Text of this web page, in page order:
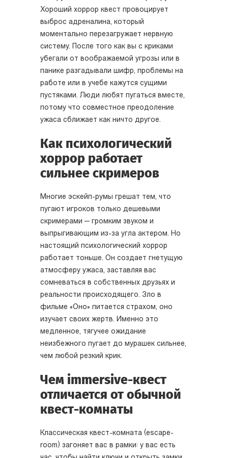
Хороший хоррор квест провоцирует
выброс адреналина, который
моментально перезагружает нервную
систему. После того как вы с криками
убегали от воображаемой угрозы или в
панике разгадывали шифр, проблемы на
работе или в учебе кажутся сущими
пустяками. Люди любят пугаться вместе,
потому что совместное преодоление
ужаса сближает как ничто другое.
Как психологический
хоррор работает
сильнее скримеров
Многие эскейп-румы грешат тем, что
пугают игроков только дешевыми
скримерами — громким звуком и
выпрыгивающим из-за угла актером. Но
настоящий психологический хоррор
работает тоньше. Он создает гнетущую
атмосферу ужаса, заставляя вас
сомневаться в собственных друзьях и
реальности происходящего. Зло в
фильме «Оно» питается страхом, оно
изучает своих жертв. Именно это
медленное, тягучее ожидание
неизбежного пугает до мурашек сильнее,
чем любой резкий крик.
Чем immersive-квест
отличается от обычной
квест-комнаты
Классическая квест-комната (escape-
room) загоняет вас в рамки: у вас есть